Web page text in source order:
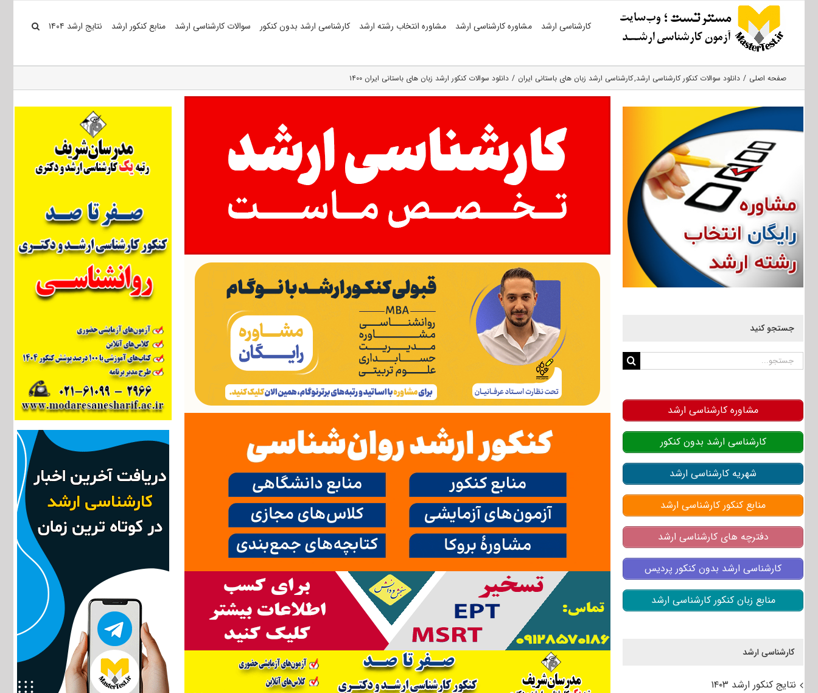
کارشناسی ارشد مشاوره کارشناسی ارشد مشاوره انتخاب رشته ارشد کارشناسی ارشد بدون کنکور سوالات کارشناسی ارشد منابع کنکور ارشد نتایج ارشد ۱۴۰۴
صفحه اصلی دانلود سوالات کنکور کارشناسی ارشد کارشناسی ارشد زبان‌ های باستانی ایران دانلود سوالات کنکور ارشد زبان های باستانی ایران ۱۴۰۰
جستجو کنید
جستجو
مشاوره کارشناسی ارشد
کارشناسی ارشد بدون کنکور
شهریه کارشناسی ارشد
منابع کنکور کارشناسی ارشد
دفترچه های کارشناسی ارشد
کارشناسی ارشد بدون کنکور پردیس
منابع زبان کنکور کارشناسی ارشد
کارشناسی ارشد
نتایج کنکور ارشد ۱۴۰۳